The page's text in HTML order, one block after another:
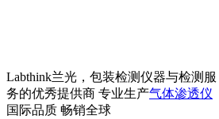
Labthink兰光，包装检测仪器与检测服
务的优秀提供商 专业生产气体渗透仪
国际品质 畅销全球